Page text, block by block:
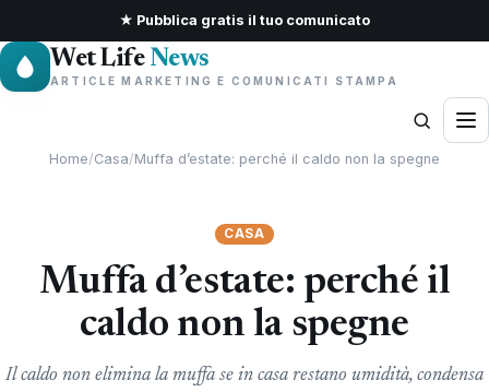
★ Pubblica gratis il tuo comunicato
Wet Life News
ARTICLE MARKETING E COMUNICATI STAMPA
Home/Casa/Muffa d’estate: perché il caldo non la spegne
CASA
Muffa d’estate: perché il
caldo non la spegne
Il caldo non elimina la muffa se in casa restano umidità, condensa